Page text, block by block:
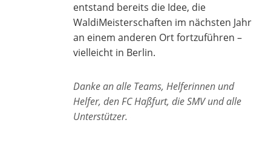
entstand bereits die Idee, die
WaldiMeisterschaften im nächsten Jahr
an einem anderen Ort fortzuführen –
vielleicht in Berlin.
Danke an alle Teams, Helferinnen und
Helfer, den FC Haßfurt, die SMV und alle
Unterstützer.